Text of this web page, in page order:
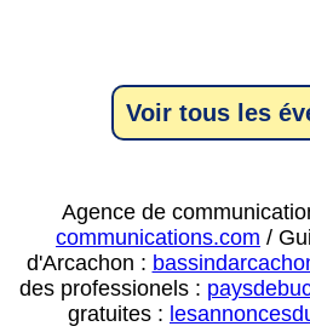
Voir tous les
Agence de
communications.com /
d'Arcachon :
des professionels :
gratuites :